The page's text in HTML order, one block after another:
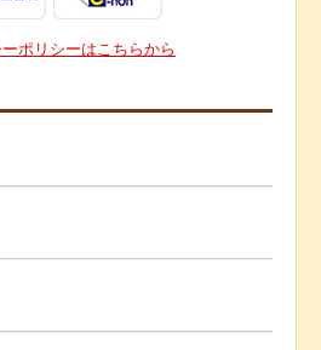
ポリシーはこちらから